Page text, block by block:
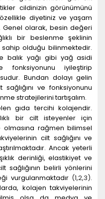
cildinizin görünümünü
diyetiniz ve yaşam
Genel olarak, besin değeri
bir beslenme şeklinin
olduğu bilinmektedir.
balık yağı gibi yağ asidi
fonksiyonunu iyileştirip
Bundan dolayı gelin
ve fonksiyonunu
stratejilerini tartışalım.
gıda tercihi kolajendir.
bir cilt isteyenler için
rağmen bilimsel
cilt sağlığını ve
Ancak yeterli
derinliği, elastikiyet ve
belirli yönlerini
vurgulanmaktadır (1,2,3).
kolajen takviyelerinin